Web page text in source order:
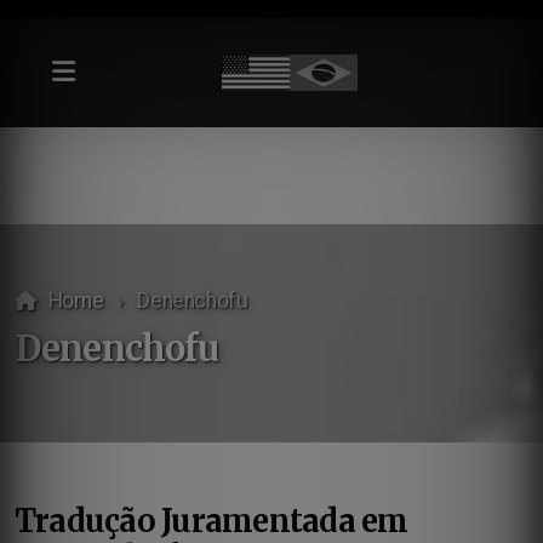
Home Denenchofu
Denenchofu
Tradução Juramentada em